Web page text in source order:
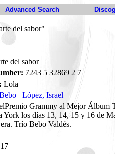
Advanced Search
del sabor"
del sabor
7243 5 32869 2 7
Lola
López, Israel
Grammy al Mejor Álbum
York los días 13, 14, 15 y 16 de
Trío Bebo Valdés.
17